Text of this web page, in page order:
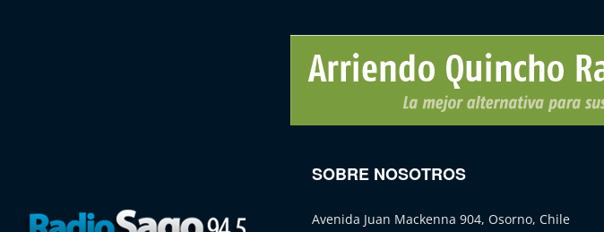
SOBRE NOSOTROS
Avenida Juan Mackenna 904, Osorno, Chile